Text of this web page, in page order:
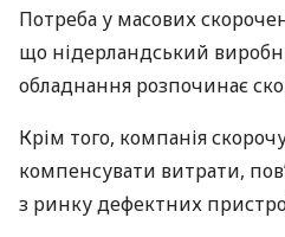
Потреба у масових
що нідерландський
обладнання розпочинає
Крім того, компанія
компенсувати витрати,
з ринку дефектних